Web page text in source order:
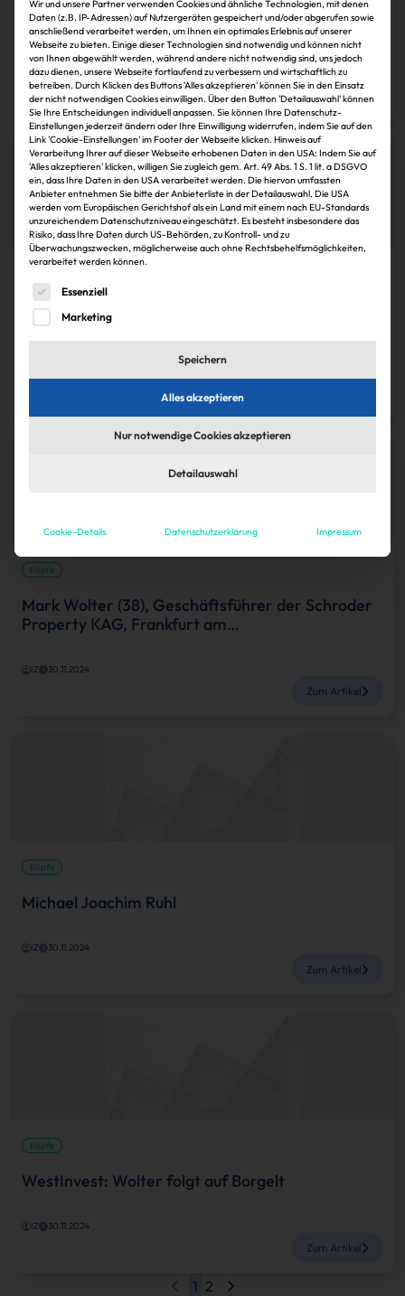
WestInvest: Schwanke tritt in den Ruhestand
IZ 30.11.2024
Zum Artikel
Wolter wechselt von Schroder Property zur
WestInvest
Köpfe
Mark Wolter (38), Geschäftsführer der Schroder
Property KAG, Frankfurt am…
IZ 30.11.2024
Zum Artikel
Köpfe
Michael Joachim Ruhl
IZ 30.11.2024
Zum Artikel
Köpfe
WestInvest: Wolter folgt auf Borgelt
IZ 30.11.2024
Zum Artikel
1 2
Wir und unsere Partner verwenden Cookies und ähnliche Technologien, mit denen
Daten (z.B. IP-Adressen) auf Nutzergeräten gespeichert und/oder abgerufen sowie
anschließend verarbeitet werden, um Ihnen ein optimales Erlebnis auf unserer
Webseite zu bieten. Einige dieser Technologien sind notwendig und können nicht
von Ihnen abgewählt werden, während andere nicht notwendig sind, uns jedoch
dazu dienen, unsere Webseite fortlaufend zu verbessern und wirtschaftlich zu
betreiben. Durch Klicken des Buttons 'Alles akzeptieren' können Sie in den Einsatz
der nicht notwendigen Cookies einwilligen. Über den Button 'Detailauswahl' können
Sie Ihre Entscheidungen individuell anpassen. Sie können Ihre Datenschutz-
Einstellungen jederzeit ändern oder Ihre Einwilligung widerrufen, indem Sie auf den
Link 'Cookie-Einstellungen' im Footer der Webseite klicken. Hinweis auf
Verarbeitung Ihrer auf dieser Webseite erhobenen Daten in den USA: Indem Sie auf
'Alles akzeptieren' klicken, willigen Sie zugleich gem. Art. 49 Abs. 1 S. 1 lit. a DSGVO
ein, dass Ihre Daten in den USA verarbeitet werden. Die hiervon umfassten
Anbieter entnehmen Sie bitte der Anbieterliste in der Detailauswahl. Die USA
werden vom Europäischen Gerichtshof als ein Land mit einem nach EU-Standards
unzureichendem Datenschutzniveau eingeschätzt. Es besteht insbesondere das
Risiko, dass Ihre Daten durch US-Behörden, zu Kontroll- und zu
Überwachungszwecken, möglicherweise auch ohne Rechtsbehelfsmöglichkeiten,
verarbeitet werden können.
Es folgt eine Liste der Service-Gruppen, für die eine
Essenziell
Marketing
Speichern
Alles akzeptieren
Nur notwendige Cookies akzeptieren
Detailauswahl
Cookie-Details Datenschutzerklärung Impressum